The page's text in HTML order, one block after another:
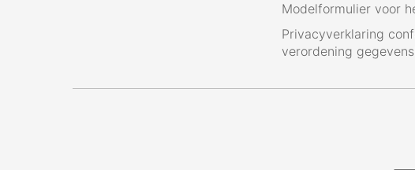
Modelformulier voor
Privacyverklaring
verordening